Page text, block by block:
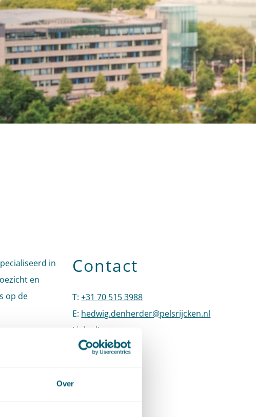
Over
in
en
op de
Contact
T:+31 70 515 3988
E: hedwig.denherder@pelsrijcken.nl
LinkedIn